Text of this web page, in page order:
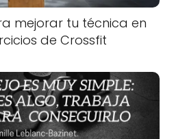
mejorar tu técnica en
de Crossfit